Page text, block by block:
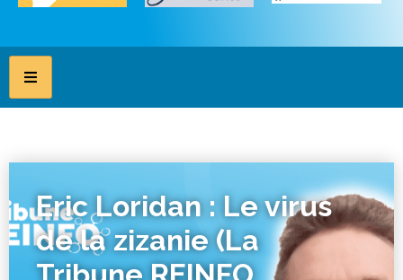
Eric Loridan : Le virus
de la zizanie (La